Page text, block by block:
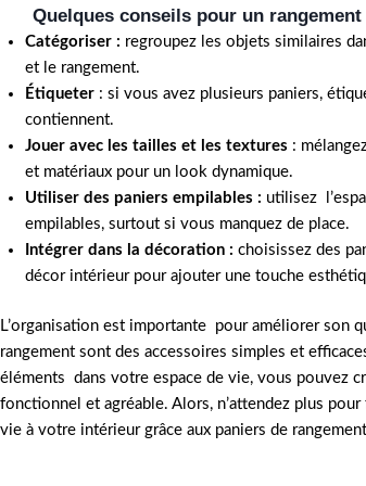
Quelques conseils pour un
Catégoriser : regroupez les objets similaires
et le rangement.
Étiqueter : si vous avez plusieurs paniers,
contiennent.
Jouer avec les tailles et les textures :
et matériaux pour un look dynamique.
Utiliser des paniers empilables : utilisez
empilables, surtout si vous manquez de place.
Intégrer dans la décoration : choisissez des
décor intérieur pour ajouter une touche
L’organisation est importante pour améliorer son
rangement sont des accessoires simples et
éléments dans votre espace de vie, vous pouvez
fonctionnel et agréable. Alors, n’attendez plus
vie à votre intérieur grâce aux paniers de